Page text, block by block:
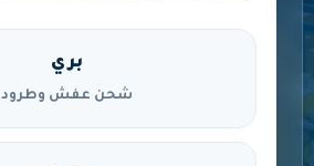
بري
شحن عفش وطرود